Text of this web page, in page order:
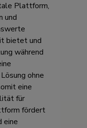
Plattform,
und
bietet und
während
ohne
eine
für
fördert
eine